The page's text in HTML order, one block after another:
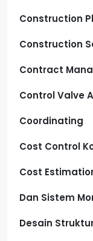
Construction
Construction
Contract
Control Valve
Coordinating
Cost Control
Cost
Dan Sistem
Desain